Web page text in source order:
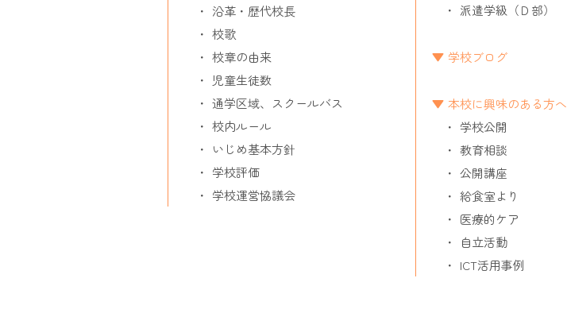
沿革・歴代校長
校歌
校章の由来
児童生徒数
通学区域、スクールバス
校内ルール
いじめ基本方針
学校評価
学校運営協議会
派遣学級（Ｄ部）
学校ブログ
本校に興味のある方へ
学校公開
教育相談
公開講座
給食室より
医療的ケア
自立活動
ICT活用事例